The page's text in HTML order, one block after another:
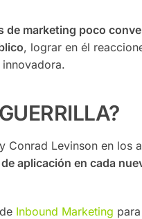
de marketing poco
, lograr en él
Conrad Levinson en los
aplicación en cada
Inbound Marketing